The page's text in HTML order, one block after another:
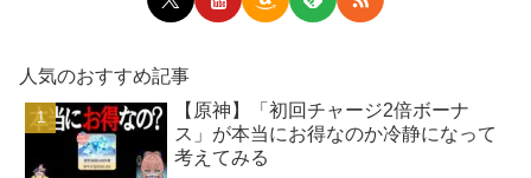
人気のおすすめ記事
【原神】「初回チャージ2倍ボーナ
ス」が本当にお得なのか冷静になって
考えてみる